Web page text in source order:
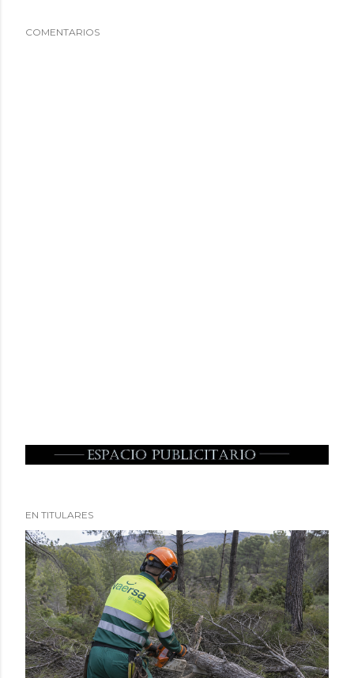
COMENTARIOS
EN TITULARES